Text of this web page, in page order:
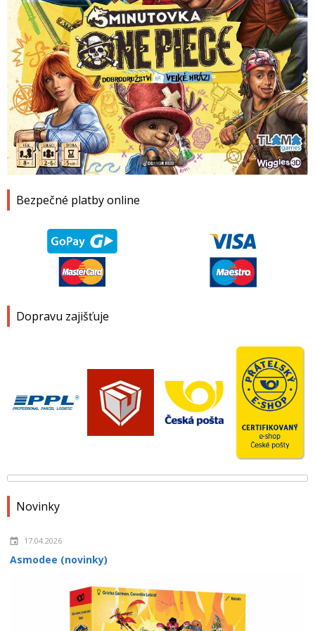
Bezpečné platby online
Dopravu zajišťuje
Novinky
17.04.2026
Asmodee (novinky)